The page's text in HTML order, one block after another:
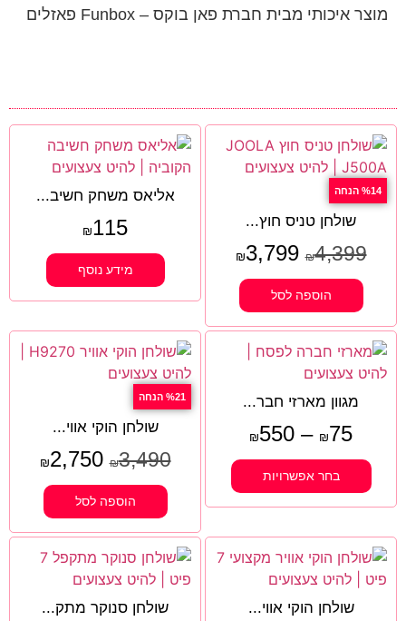
מוצר איכותי מבית חברת פאן בוקס – Funbox פאזלים
%14 הנחה
שולחן טניס חוץ...
₪4,399
₪3,799
הוספה לסל
אליאס משחק חשיב...
₪115
מידע נוסף
מגוון מארזי חבר...
₪75
–
₪550
בחר אפשרויות
%21 הנחה
שולחן הוקי אווי...
₪3,490
₪2,750
הוספה לסל
שולחן הוקי אווי... שולחן סנוקר מתק...